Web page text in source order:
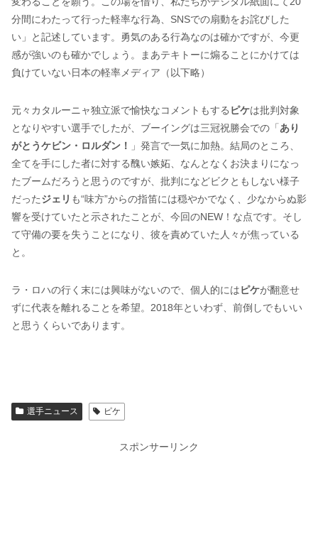
分間にわたって行った軽率な行為、SNSでの扇動をお詫びした
い」と記述しています。勇気のある行為なのは確かですが、今更
感が強いのも確かでしょう。まあテキトーに煽ることにかけては
負けていない日本の軽率メディア（以下略）
元々カタルーニャ独立派で愉快なコメントもする ピケは批判対象
となりやすい選手でしたが、ブーイングは三冠祝勝会での「あり
がとうケビン・ロルダン！
」発言で一気に加熱。結局のところ、
全てを手にした者に対する醜い嫉妬、なんとなくお決まりになっ
たブームだろうと思うのですが、批判になどビクともしない様子
だったジェリ も“味方”からの指笛には穏やかでなく、少なからぬ影
響を受けていたと示されたことが、今回のNEW！な点です。そし
て守備の要を失うことになり、彼を責めていた人々が焦っている
と。
ラ・ロハの行く末には興味がないので、個人的にはピケが翻意せ
ずに代表を離れることを希望。2018年といわず、前倒しでもいい
と思うくらいであります。
選手ニュース ピケ
スポンサーリンク